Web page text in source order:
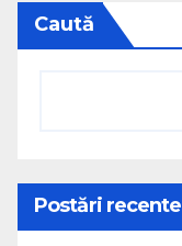
Caută
Postări recente